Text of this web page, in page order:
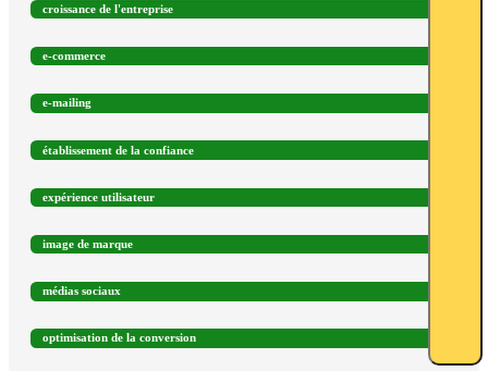
croissance de l'entreprise
e-commerce
e-mailing
établissement de la confiance
expérience utilisateur
image de marque
médias sociaux
optimisation de la conversion